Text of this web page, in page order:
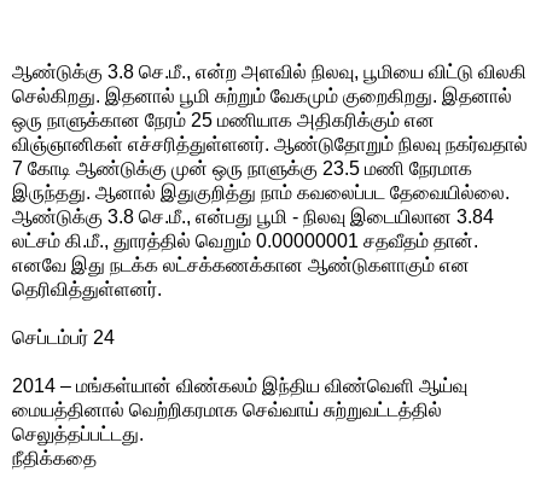
ஆண்டுக்கு 3.8 செ.மீ., என்ற அளவில் நிலவு, பூமியை விட்டு விலகி
செல்கிறது. இதனால் பூமி சுற்றும் வேகமும் குறைகிறது. இதனால்
ஒரு நாளுக்கான நேரம் 25 மணியாக அதிகரிக்கும் என
விஞ்ஞானிகள் எச்சரித்துள்ளனர். ஆண்டுதோறும் நிலவு நகர்வதால்
7 கோடி ஆண்டுக்கு முன் ஒரு நாளுக்கு 23.5 மணி நேரமாக
இருந்தது. ஆனால் இதுகுறித்து நாம் கவலைப்பட தேவையில்லை.
ஆண்டுக்கு 3.8 செ.மீ., என்பது பூமி - நிலவு இடையிலான 3.84
லட்சம் கி.மீ., துாரத்தில் வெறும் 0.00000001 சதவீதம் தான்.
எனவே இது நடக்க லட்சக்கணக்கான ஆண்டுகளாகும் என
தெரிவித்துள்ளனர்.
செப்டம்பர் 24
2014 – மங்கள்யான் விண்கலம் இந்திய விண்வெளி ஆய்வு
மையத்தினால் வெற்றிகரமாக செவ்வாய் சுற்றுவட்டத்தில்
செலுத்தப்பட்டது.
நீதிக்கதை